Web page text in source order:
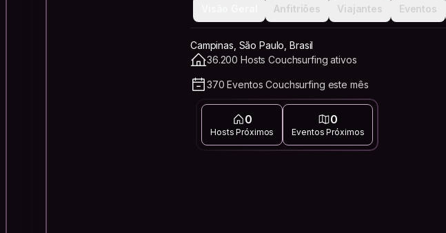
Anfitriões Viajantes Eventos
Campinas, São Paulo, Brasil
36.200 Hosts Couchsurfing ativos
370 Eventos Couchsurfing este mês
0
Hosts Próximos
0
Eventos Próximos